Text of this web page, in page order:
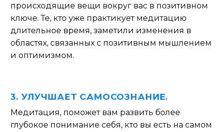
происходящие вещи вокруг вас в позитивном
ключе.Те, кто уже практикует медитацию
длительное время, заметили изменения в
областях, связанных с позитивным мышлением
и оптимизмом.
3. УЛУЧШАЕТ САМОСОЗНАНИЕ.
Медитация, поможет вам развить более
глубокое понимание себя, кто вы есть на самом